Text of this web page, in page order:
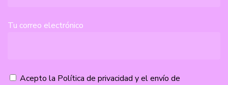
Tu correo electrónico
Acepto la Política de privacidad y el envío de